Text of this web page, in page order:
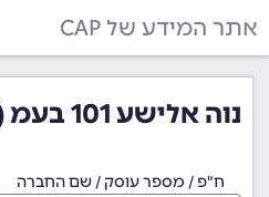
אתר המידע של CAP
נוה אלישע 101 בעמ (510102072)
ח"פ / מספר עוסק / שם החברה